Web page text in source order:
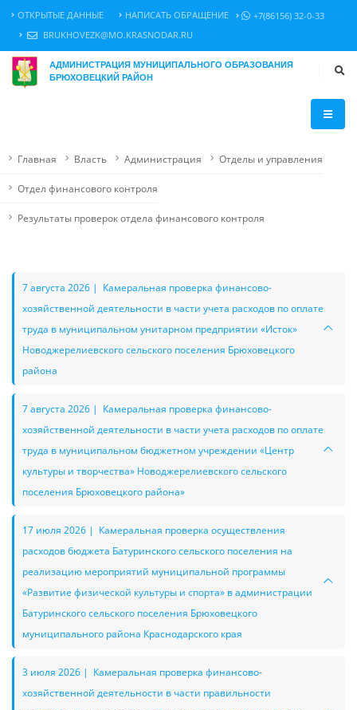
ОТКРЫТЫЕ ДАННЫЕ НАПИСАТЬ ОБРАЩЕНИЕ
+7(86156) 32-0-33
BRUKHOVEZK@MO.KRASNODAR.RU
АДМИНИСТРАЦИЯ МУНИЦИПАЛЬНОГО ОБРАЗОВАНИЯ
БРЮХОВЕЦКИЙ РАЙОН
Главная Власть Администрация Отделы и управления
Отдел финансового контроля
Результаты проверок отдела финансового контроля
7 августа 2026 | Камеральная проверка финансово-
хозяйственной деятельности в части учета расходов по оплате
труда в муниципальном унитарном предприятии «Исток»
Новоджерелиевского сельского поселения Брюховецкого
района
7 августа 2026 | Камеральная проверка финансово-
хозяйственной деятельности в части учета расходов по оплате
труда в муниципальном бюджетном учреждении «Центр
культуры и творчества» Новоджерелиевского сельского
поселения Брюховецкого района»
17 июля 2026 | Камеральная проверка осуществления
расходов бюджета Батуринского сельского поселения на
реализацию мероприятий муниципальной программы
«Развитие физической культуры и спорта» в администрации
Батуринского сельского поселения Брюховецкого
муниципального района Краснодарского края
3 июля 2026 | Камеральная проверка финансово-
хозяйственной деятельности в части правильности